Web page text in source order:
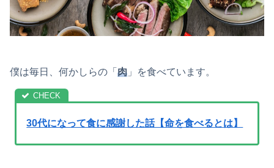
僕は毎日、何かしらの「 肉 」を食べています。
30代になって食に感謝した話【命を食べるとは】